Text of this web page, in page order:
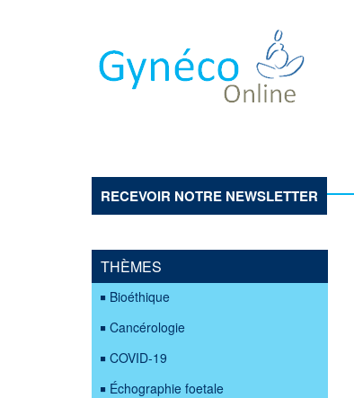
RECEVOIR NOTRE NEWSLETTER
THÈMES
Bioéthique
Cancérologie
COVID-19
Échographie foetale